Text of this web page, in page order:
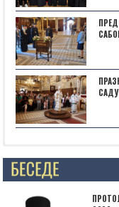
САДУ
Posts not